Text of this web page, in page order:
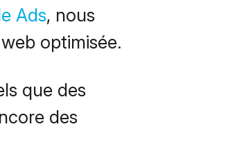
Ads, nous
optimisée.
que des
des